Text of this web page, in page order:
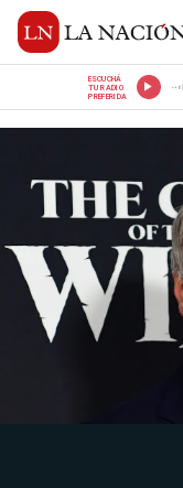
ESCUCHÁ
TU RADIO
PREFERIDA